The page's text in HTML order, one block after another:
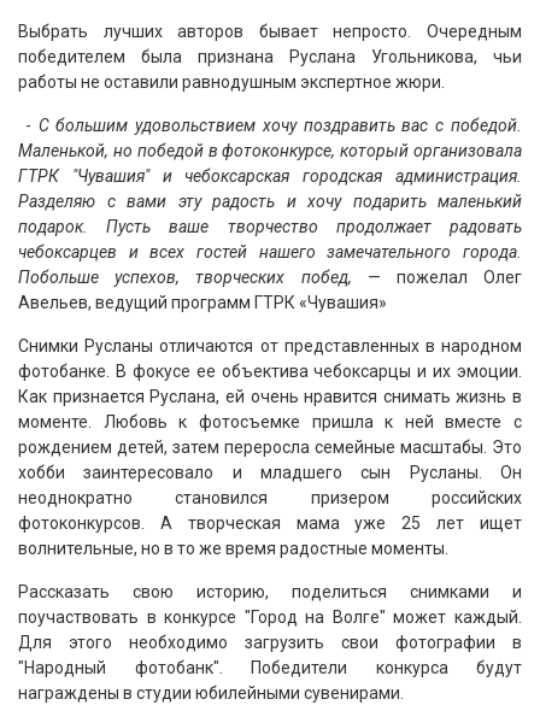
Выбрать лучших авторов бывает непросто. Очередным
победителем была признана Руслана Угольникова, чьи
работы не оставили равнодушным экспертное жюри.
- С большим удовольствием хочу поздравить вас с победой.
Маленькой, но победой в фотоконкурсе, который организовала
ГТРК "Чувашия" и чебоксарская городская администрация.
Разделяю с вами эту радость и хочу подарить маленький
подарок. Пусть ваше творчество продолжает радовать
чебоксарцев и всех гостей нашего замечательного города.
Побольше успехов, творческих побед, — пожелал Олег
Авельев, ведущий программ ГТРК «Чувашия»
Снимки Русланы отличаются от представленных в народном
фотобанке. В фокусе ее объектива чебоксарцы и их эмоции.
Как признается Руслана, ей очень нравится снимать жизнь в
моменте. Любовь к фотосъемке пришла к ней вместе с
рождением детей, затем переросла семейные масштабы. Это
хобби заинтересовало и младшего сын Русланы. Он
неоднократно становился призером российских
фотоконкурсов. А творческая мама уже 25 лет ищет
волнительные, но в то же время радостные моменты.
Рассказать свою историю, поделиться снимками и
поучаствовать в конкурсе "Город на Волге" может каждый.
Для этого необходимо загрузить свои фотографии в
"Народный фотобанк". Победители конкурса будут
награждены в студии юбилейными сувенирами.